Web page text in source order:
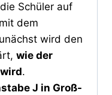
Schüler auf
dem
wird den
wie der
.
J in Groß-